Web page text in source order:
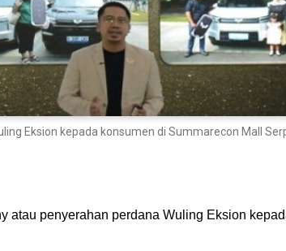
Eksion kepada konsumen di Summarecon Mall
atau penyerahan perdana Wuling Eksion